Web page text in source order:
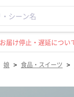
届け停止・遅延につい
娘 > 食品・スイーツ >